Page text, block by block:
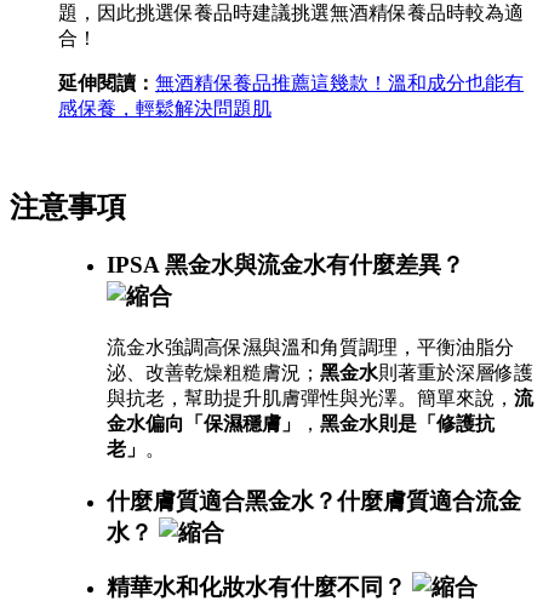
題，因此挑選保養品時建議挑選無酒精保養品時較為適
合！
延伸閱讀： 無酒精保養品推薦這幾款！溫和成分也能有
感保養，輕鬆解決問題肌
注意事項
IPSA 黑金水與流金水有什麼差異？
流金水強調高保濕與溫和角質調理，平衡油脂分
泌、改善乾燥粗糙膚況； 黑金水則著重於深層修護
與抗老，幫助提升肌膚彈性與光澤。簡單來說， 流
金水偏向「保濕穩膚」
， 黑金水則是「修護抗
老」 。
什麼膚質適合黑金水？什麼膚質適合流金
水？
精華水和化妝水有什麼不同？